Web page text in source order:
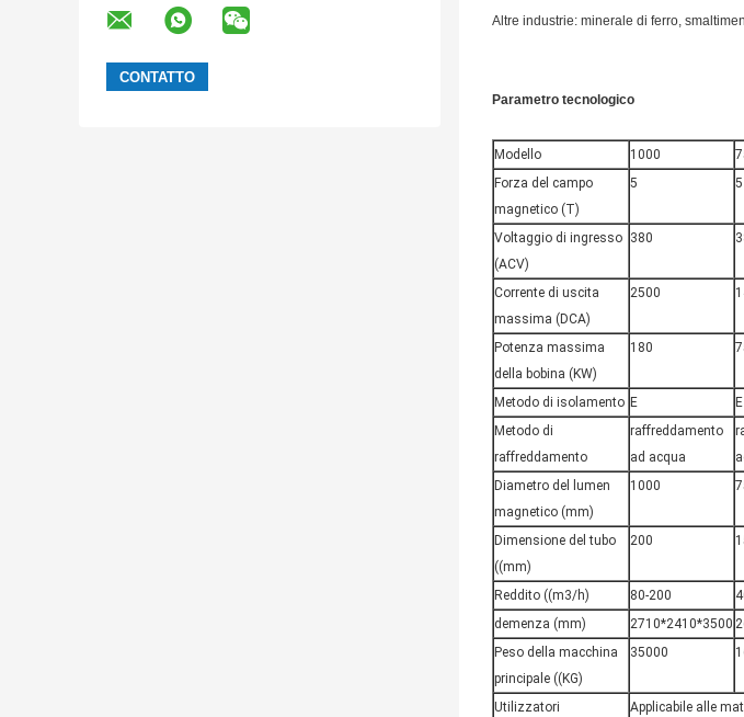
Altre industrie: minerale di ferro,
Parametro tecnologico
Modello 1000
Forza del campo
magnetico (T)
5 5
Voltaggio di ingresso
(ACV)
380
Corrente di uscita
massima (DCA)
2500
Potenza massima
della bobina (KW)
180
Metodo di isolamento E E
Metodo di
raffreddamento
raffreddamento
ad acqua
Diametro del lumen
magnetico (mm)
1000
Dimensione del tubo
((mm)
200
Reddito ((m3/h) 80-200
demenza (mm)
2710*2410*3500
Peso della macchina
principale ((KG)
35000
Utilizzatori Applicabile alle